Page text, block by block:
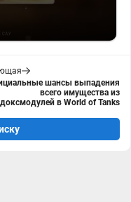
шансы выпадения
всего имущества из
в World of Tanks